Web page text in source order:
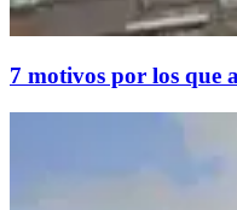
7 motivos por los que